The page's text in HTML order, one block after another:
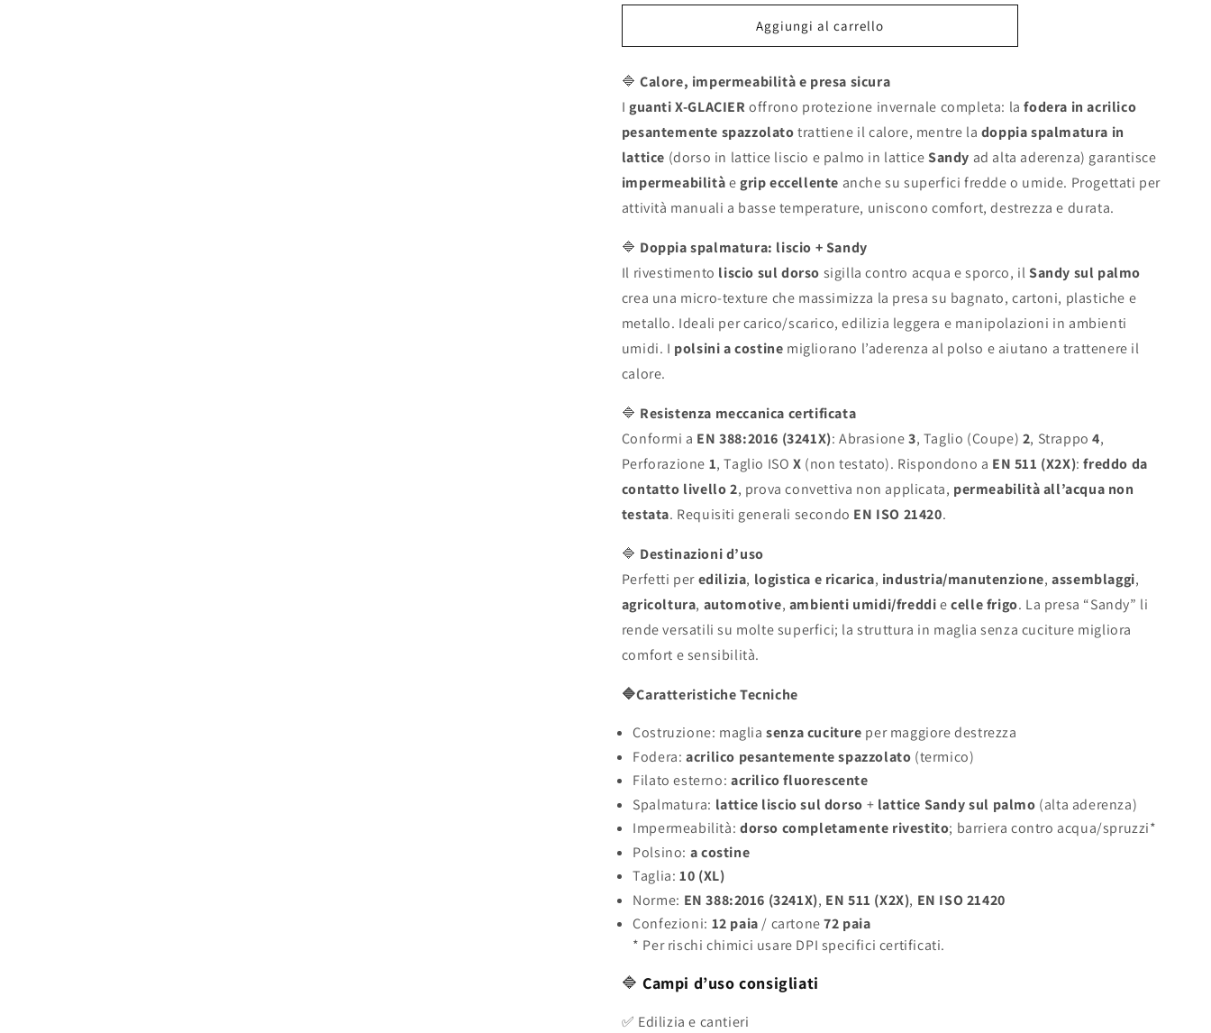
per
da
lavoro
X-
GLACIER
invernali
–
doppia
spalmatura
lattice
(palmo+dorso),
fodera
acrilica
–
Taglia
10
per
Guanti
da
lavoro
GLACIER
invernali
–
doppia
spalmatura
lattice
(palmo+dorso),
fodera
acrilica
–
Taglia
10
Aggiungi al carrello
🔷 Calore, impermeabilità e presa sicura
I guanti X-GLACIERoffrono protezione invernale completa: lafodera in acrilico
pesantemente spazzolatotrattiene il calore, mentre la doppia spalmatura in
lattice (dorso in lattice liscio e palmo in latticeSandy ad alta aderenza) garantisce
impermeabilitàegrip eccellente anche su superfici fredde o umide. Progettati per
attività manuali a basse temperature, uniscono comfort, destrezza e durata.
🔷 Doppia spalmatura: liscio + Sandy
Il rivestimento liscio sul dorso sigilla contro acqua e sporco, ilSandy sul palmo
crea una micro-texture che massimizza la presa su bagnato, cartoni, plastiche e
metallo. Ideali per carico/scarico, edilizia leggera e manipolazioni in ambienti
umidi. I polsini a costine migliorano l’aderenza al polso e aiutano a trattenere il
calore.
🔷 Resistenza meccanica certificata
Conformi a EN 388:2016 (3241X): Abrasione3, Taglio (Coupe) 2, Strappo4,
Perforazione 1, Taglio ISOX (non testato). Rispondono a EN 511 (X2X):freddo da
contatto livello 2, prova convettiva non applicata, permeabilità all’acqua non
testata. Requisiti generali secondo EN ISO 21420.
🔷 Destinazioni d’uso
Perfetti peredilizia, logistica e ricarica, industria/manutenzione,assemblaggi,
agricoltura, automotive, ambienti umidi/freddiecelle frigo. La presa “Sandy” li
rende versatili su molte superfici; la struttura in maglia senza cuciture migliora
comfort e sensibilità.
🔷Caratteristiche Tecniche
Costruzione: magliasenza cuciture per maggiore destrezza
Fodera:acrilico pesantemente spazzolato (termico)
Filato esterno: acrilico fluorescente
Spalmatura: lattice liscio sul dorso + lattice Sandy sul palmo (alta aderenza)
Impermeabilità: dorso completamente rivestito; barriera contro acqua/spruzzi*
Polsino: a costine
Taglia:10 (XL)
Norme: EN 388:2016 (3241X), EN 511 (X2X), EN ISO 21420
Confezioni: 12 paia/ cartone72 paia
* Per rischi chimici usare DPI specifici certificati.
🔷 Campi d’uso consigliati
✅ Edilizia e cantieri